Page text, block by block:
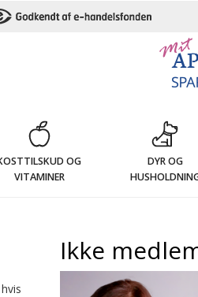
OG
VITAMINER
DYR OG
hvis
Ikke